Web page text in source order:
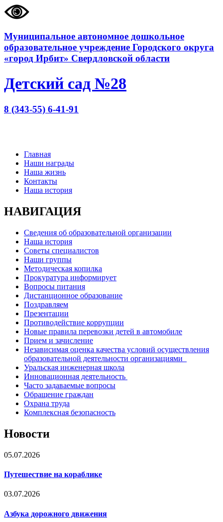
Муниципальное автономное дошкольное
образовательное учреждение Городского округа
«город Ирбит» Свердловской области
Детский сад №28
8 (343-55) 6-41-91
Главная
Наши награды
Наша жизнь
Контакты
Наша история
НАВИГАЦИЯ
Сведения об образовательной организации
Наша история
Советы специалистов
Наши группы
Методическая копилка
Прокуратура информирует
Вопросы питания
Дистанционное образование
Поздравляем
Презентации
Противодействие коррупции
Новые правила перевозки детей в автомобиле
Прием и зачисление
Независимая оценка качества условий осуществления
образовательной деятельности организациями
Уральская инженерная школа
Инновационная деятельность
Часто задаваемые вопросы
Обращение граждан
Охрана труда
Комплексная безопасность
Новости
05.07.2026
Путешествие на кораблике
03.07.2026
Азбука дорожного движения